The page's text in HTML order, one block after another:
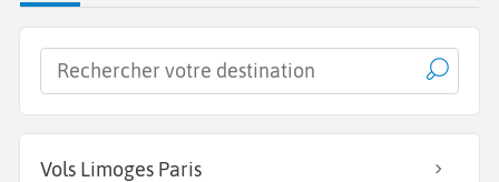
Vols Limoges Paris